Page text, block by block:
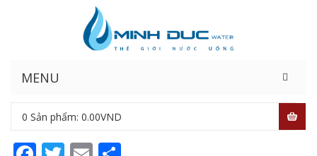
MENU
0 Sản phẩm: 0.00VND